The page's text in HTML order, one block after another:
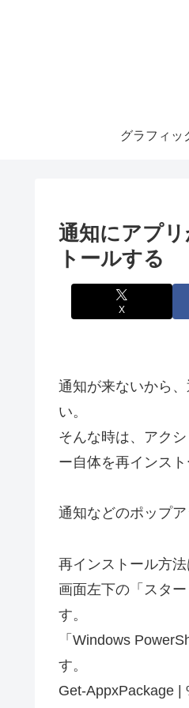
グラフィッ
通知にアプ
トールする
X
通知が来ないから
い。
そんな時は、アク
ー自体を再インスト
通知などのポップ
再インストール方法
画面左下の「スタ
す。
「Windows
す。
Get-AppxPackage |